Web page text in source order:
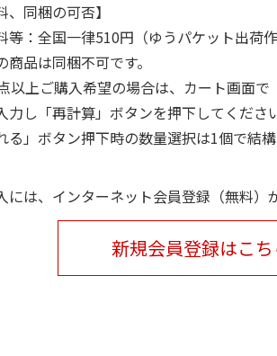
、同梱の可否】
等：全国一律510円（ゆうパケット出荷作
商品は同梱不可です。
以上ご購入希望の場合は、カート画面で
力し「再計算」ボタンを押下してくださ
る」ボタン押下時の数量選択は1個で結構
には、インターネット会員登録（無料）
新規会員登録はこち